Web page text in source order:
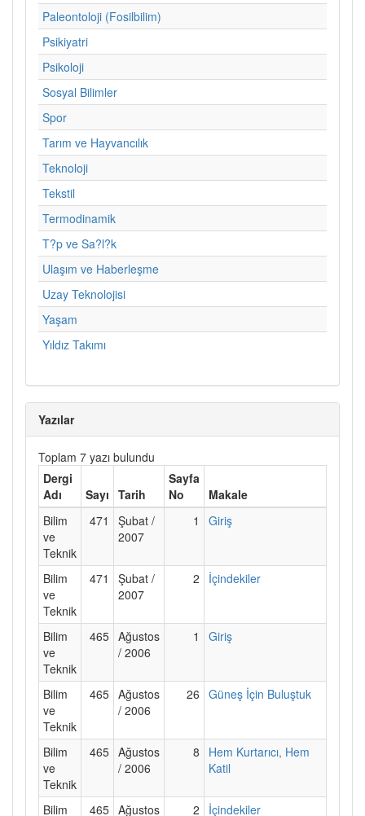
Paleontoloji (Fosilbilim)
Psikiyatri
Psikoloji
Sosyal Bilimler
Spor
Tarım ve Hayvancılık
Teknoloji
Tekstil
Termodinamik
T?p ve Sa?l?k
Ulaşım ve Haberleşme
Uzay Teknolojisi
Yaşam
Yıldız Takımı
Yazılar
Toplam 7 yazı bulundu
Dergi
Adı
Sayı Tarih
Sayfa
No
Makale
Bilim
ve
Teknik
471
Şubat /
2007
1 Giriş
Bilim
ve
Teknik
471
Şubat /
2007
2 İçindekiler
Bilim
ve
Teknik
465 Ağustos
/ 2006
1 Giriş
Bilim
ve
Teknik
465 Ağustos
/ 2006
26 Güneş İçin Buluştuk
Bilim
ve
Teknik
465 Ağustos
/ 2006
8
Hem Kurtarıcı, Hem
Katil
Bilim 465 Ağustos 2 İçindekiler